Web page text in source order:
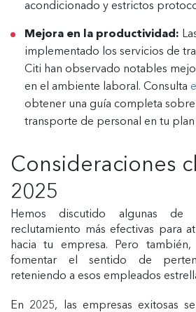
acondicionado y estrictos
Mejora en la productividad:
implementado los servicios de
Citi han observado notables
en el ambiente laboral. Consulta
obtener una guía completa
transporte de personal en tu
Consideraciones
2025
Hemos discutido algunas de
reclutamiento más efectivas para
hacia tu empresa. Pero
fomentar el sentido de
reteniendo a esos empleados
En 2025, las empresas exitosas